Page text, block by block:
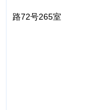
路72号265室